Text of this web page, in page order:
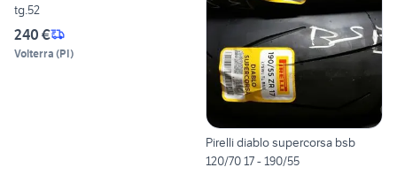
tg.52
240 €
Volterra (PI)
Pirelli diablo supercorsa bsb
120/70 17 - 190/55